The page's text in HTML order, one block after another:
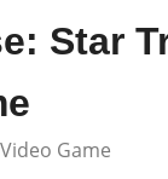
Star
Game